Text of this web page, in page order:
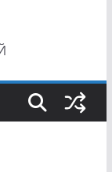
по Кюдо /